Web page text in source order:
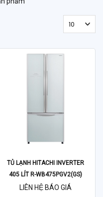
TỦ LẠNH HITACHI INVERTER
405 LÍT R-WB475PGV2(GS)
LIÊN HỆ BÁO GIÁ